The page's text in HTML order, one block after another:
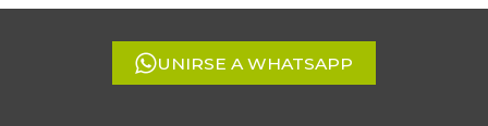
5
UNIRSE A WHATSAPP